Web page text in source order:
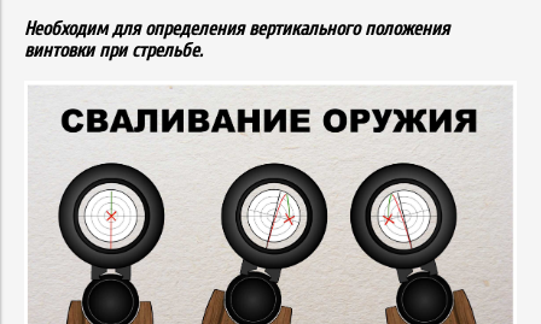
Необходим для определения вертикального положения
винтовки при стрельбе.